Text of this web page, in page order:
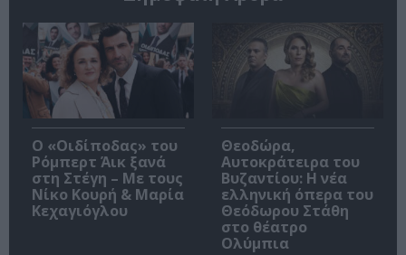
O «Οιδίποδας» του
Ρόμπερτ Άικ ξανά
στη Στέγη – Με τους
Νίκο Κουρή & Μαρία
Κεχαγιόγλου
Θεοδώρα,
Αυτοκράτειρα του
Βυζαντίου: Η νέα
ελληνική όπερα του
Θεόδωρου Στάθη
στο θέατρο
Ολύμπια